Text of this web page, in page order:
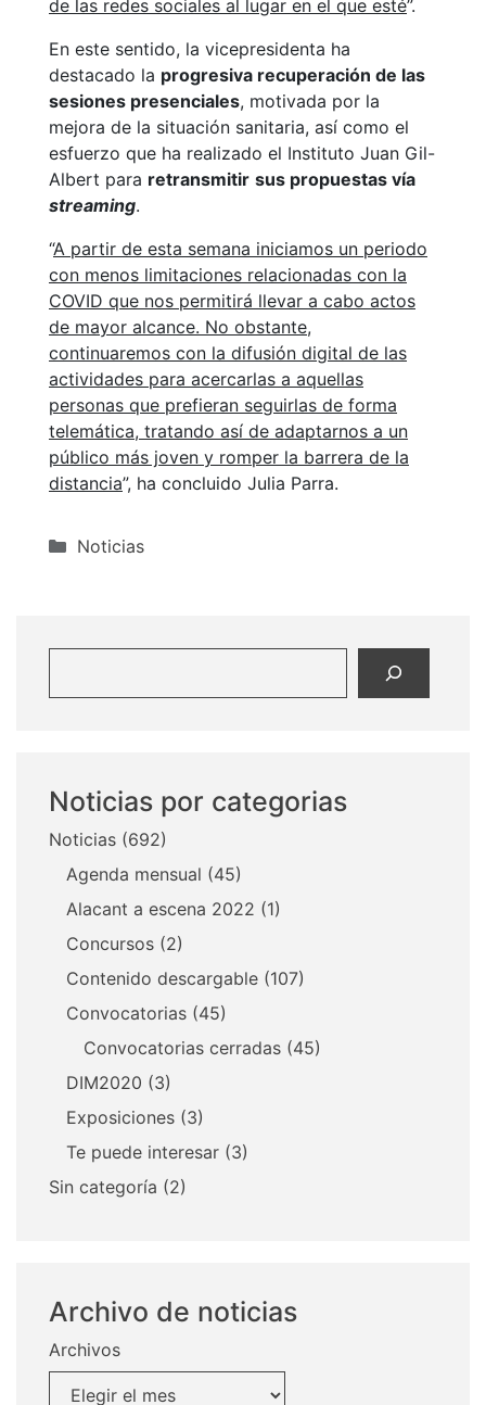
de las redes sociales al lugar en el que esté”.
En este sentido, la vicepresidenta ha
destacado la progresiva recuperación de las
sesiones presenciales, motivada por la
mejora de la situación sanitaria, así como el
esfuerzo que ha realizado el Instituto Juan Gil-
Albert para retransmitir sus propuestas vía
streaming.
“A partir de esta semana iniciamos un periodo
con menos limitaciones relacionadas con la
COVID que nos permitirá llevar a cabo actos
de mayor alcance. No obstante,
continuaremos con la difusión digital de las
actividades para acercarlas a aquellas
personas que prefieran seguirlas de forma
telemática, tratando así de adaptarnos a un
público más joven y romper la barrera de la
distancia”, ha concluido Julia Parra.
Categorías
Noticias
Noticias por categorias
Noticias (692)
Agenda mensual (45)
Alacant a escena 2022 (1)
Concursos (2)
Contenido descargable (107)
Convocatorias (45)
Convocatorias cerradas (45)
DIM2020 (3)
Exposiciones (3)
Te puede interesar (3)
Sin categoría (2)
Archivo de noticias
Archivos